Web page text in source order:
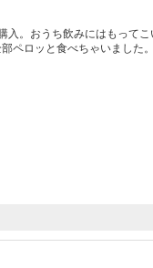
。おうち飲みにはもってこ
ペロッと食べちゃいました